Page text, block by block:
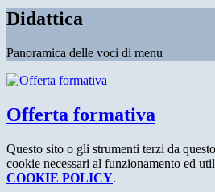
Didattica
Panoramica delle voci di menu
Offerta formativa
Questo sito o gli strumenti terzi da
cookie necessari al funzionamento ed
COOKIE POLICY.